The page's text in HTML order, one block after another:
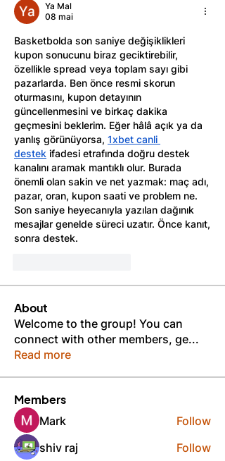
Ya Mal
08 mai
Basketbolda son saniye değişiklikleri
kupon sonucunu biraz geciktirebilir,
özellikle spread veya toplam sayı gibi
pazarlarda. Ben önce resmi skorun
oturmasını, kupon detayının
güncellenmesini ve birkaç dakika
geçmesini beklerim. Eğer hâlâ açık ya da
yanlış görünüyorsa, 1xbet canli
destek ifadesi etrafında doğru destek
kanalını aramak mantıklı olur. Burada
önemli olan sakin ve net yazmak: maç adı,
pazar, oran, kupon saati ve problem ne.
Son saniye heyecanıyla yazılan dağınık
mesajlar genelde süreci uzatır. Önce kanıt,
sonra destek.
About
Welcome to the group! You can
connect with other members, ge...
Read more
Members
Mark
Follow
shiv raj
Follow